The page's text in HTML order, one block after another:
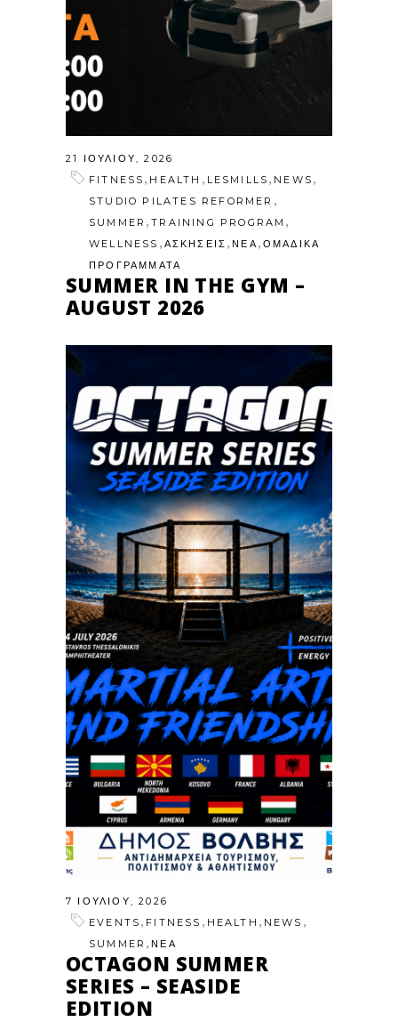
21 ΙΟΥΛΊΟΥ, 2026
FITNESS , HEALTH , LESMILLS , NEWS ,
STUDIO PILATES REFORMER ,
SUMMER ,TRAINING PROGRAM ,
WELLNESS , ΑΣΚΗΣΕΙΣ ,ΝΕΑ , ΟΜΑΔΙΚΑ
ΠΡΟΓΡΑΜΜΑΤΑ
SUMMER IN THE GYM –
AUGUST 2026
7 ΙΟΥΛΊΟΥ, 2026
EVENTS , FITNESS , HEALTH , NEWS ,
SUMMER ,ΝΕΑ
OCTAGON SUMMER
SERIES – SEASIDE
EDITION